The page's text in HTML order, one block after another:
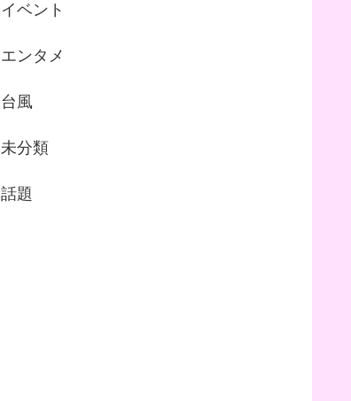
イベント
エンタメ
台風
未分類
話題